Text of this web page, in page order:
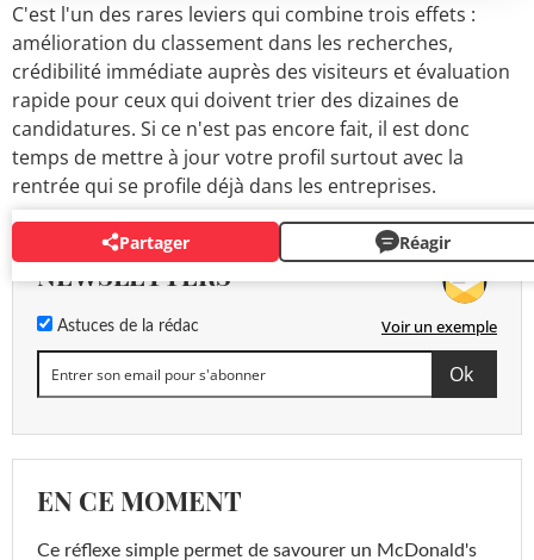
C'est l'un des rares leviers qui combine trois effets :
amélioration du classement dans les recherches,
crédibilité immédiate auprès des visiteurs et évaluation
rapide pour ceux qui doivent trier des dizaines de
candidatures. Si ce n'est pas encore fait, il est donc
temps de mettre à jour votre profil surtout avec la
rentrée qui se profile déjà dans les entreprises.
Partager Réagir
NEWSLETTERS
Astuces de la rédac Voir un exemple
EN CE MOMENT
Ce réflexe simple permet de savourer un McDonald's